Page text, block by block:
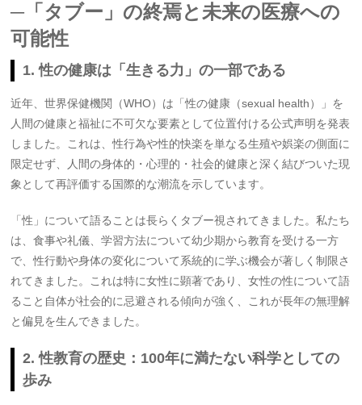
─「タブー」の終焉と未来の医療への
可能性
1. 性の健康は「生きる力」の一部である
近年、世界保健機関（WHO）は「性の健康（sexual health）」を
人間の健康と福祉に不可欠な要素として位置付ける公式声明を発表
しました。これは、性行為や性的快楽を単なる生殖や娯楽の側面に
限定せず、人間の身体的・心理的・社会的健康と深く結びついた現
象として再評価する国際的な潮流を示しています。
「性」について語ることは長らくタブー視されてきました。私たち
は、食事や礼儀、学習方法について幼少期から教育を受ける一方
で、性行動や身体の変化について系統的に学ぶ機会が著しく制限さ
れてきました。これは特に女性に顕著であり、女性の性について語
ること自体が社会的に忌避される傾向が強く、これが長年の無理解
と偏見を生んできました。
2. 性教育の歴史：100年に満たない科学としての
歩み